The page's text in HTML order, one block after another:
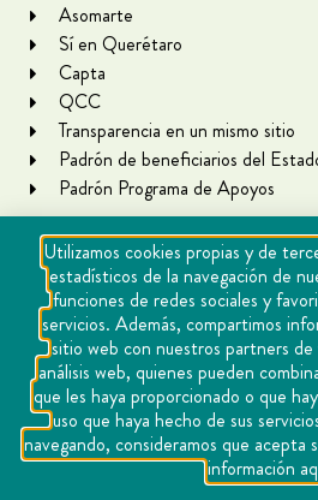
Asomarte
Sí en Querétaro
Capta
QCC
Transparencia en un mismo sitio
Padrón de beneficiarios del
Padrón Programa de Apoyos
Copyright Querétaro
Cookies
Aviso de
Utilizamos cookies propias y de
estadísticos de la navegación de
funciones de redes sociales y
servicios. Además, compartimos
sitio web con nuestros partners de
análisis web, quienes pueden
que les haya proporcionado o que
uso que haya hecho de sus
navegando, consideramos que acepta
información